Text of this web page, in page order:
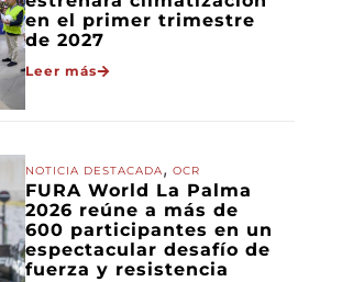
en el primer trimestre
de 2027
Leer más
NOTICIA DESTACADA, OCR
FURA World La Palma
2026 reúne a más de
600 participantes en un
espectacular desafío de
fuerza y resistencia